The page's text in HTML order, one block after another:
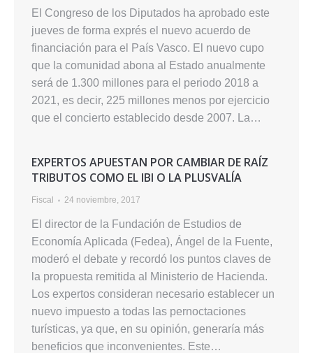
El Congreso de los Diputados ha aprobado este
jueves de forma exprés el nuevo acuerdo de
financiación para el País Vasco. El nuevo cupo
que la comunidad abona al Estado anualmente
será de 1.300 millones para el periodo 2018 a
2021, es decir, 225 millones menos por ejercicio
que el concierto establecido desde 2007. La…
EXPERTOS APUESTAN POR CAMBIAR DE RAÍZ
TRIBUTOS COMO EL IBI O LA PLUSVALÍA
Fiscal 24 noviembre, 2017
El director de la Fundación de Estudios de
Economía Aplicada (Fedea), Ángel de la Fuente,
moderó el debate y recordó los puntos claves de
la propuesta remitida al Ministerio de Hacienda.
Los expertos consideran necesario establecer un
nuevo impuesto a todas las pernoctaciones
turísticas, ya que, en su opinión, generaría más
beneficios que inconvenientes. Este…